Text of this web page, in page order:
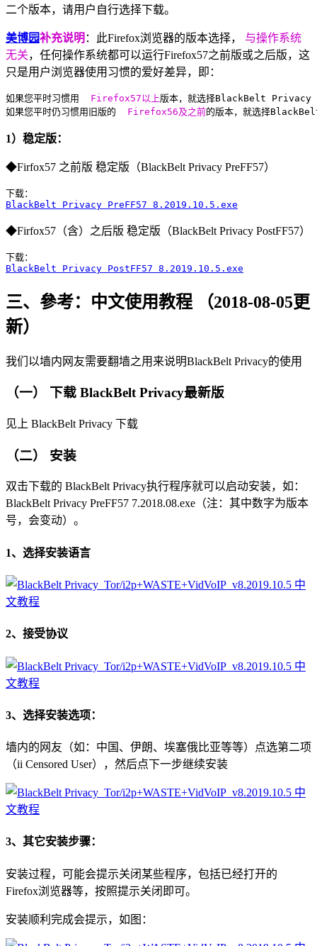
二个版本，请用户自行选择下载。
美博园补充说明 ：此Firefox浏览器的版本选择， 与操作系统
无关，任何操作系统都可以运行Firefox57之前版或之后版，这
只是用户浏览器使用习惯的爱好差异，即：
如果您平时习惯用 Firefox57以上版本，就选择BlackBelt Privacy
如果您平时仍习惯用旧版的
Firefox56及之前的版本，就选择
1）稳定版：
◆Firfox57 之前版 稳定版（BlackBelt Privacy PreFF57）
BlackBelt Privacy PreFF57 8.2019.10.5.exe
◆Firfox57（含）之后版 稳定版（BlackBelt Privacy PostFF57）
BlackBelt Privacy PostFF57 8.2019.10.5.exe
三、參考：中文使用教程 （2018-08-05更
新）
我们以墙内网友需要翻墙之用来说明BlackBelt Privacy的使用
（一） 下载 BlackBelt Privacy最新版
见上 BlackBelt Privacy 下载
（二） 安装
双击下载的 BlackBelt Privacy执行程序就可以启动安装，如：
BlackBelt Privacy PreFF57 7.2018.08.exe（注：其中数字为版本
号，会变动）。
1、选择安装语言
2、接受协议
3、选择安装选项：
墙内的网友（如：中国、伊朗、埃塞俄比亚等等）点选第二项
（ii Censored User），然后点下一步继续安装
3、其它安装步骤：
安装过程，可能会提示关闭某些程序，包括已经打开的
Firefox浏览器等，按照提示关闭即可。
安装顺利完成会提示，如图：